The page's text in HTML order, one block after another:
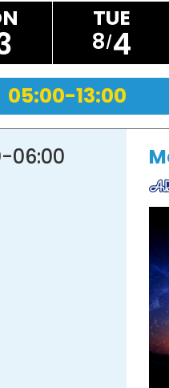
8 4
05:00-13:00
-06:00